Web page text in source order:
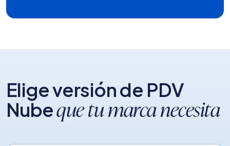
Elige versión de PDV
Nubeque tu marca necesita